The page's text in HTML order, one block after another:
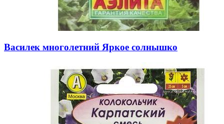
Василек многолетний Яркое солнышко